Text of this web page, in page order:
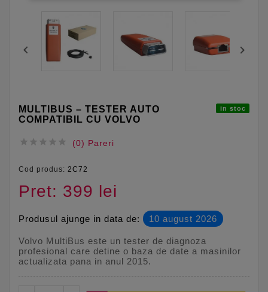
 
MULTIBUS – TESTER AUTO
COMPATIBIL CU VOLVO
in stoc
     (0) Pareri
Cod produs: 2C72
Pret: 399 lei
Produsul ajunge in data de: 10 august 2026
Volvo MultiBus este un tester de diagnoza
profesional care detine o baza de date a masinilor
actualizata pana in anul 2015.